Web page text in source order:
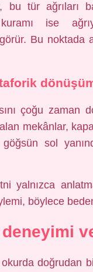
bu tür ağrıları
ise
Bu noktada
çoğu zaman
mekânlar,
sol
yalnızca
böylece
okurda